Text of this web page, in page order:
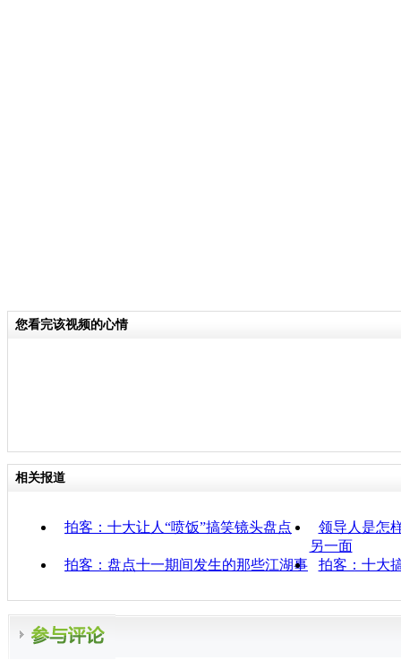
您看完该视频的心情
相关报道
拍客：十大让人“喷饭”搞笑镜头盘点
领导人是怎
另一面
拍客：盘点十一期间发生的那些江湖事
拍客：十大